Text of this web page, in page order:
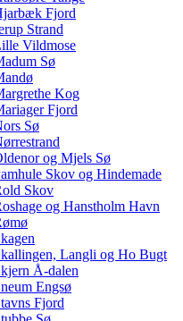
Fjord
Strand
Vildmose
Sø
Kog
Fjord
Sø
og Mjels Sø
Skov og Hindemade
Skov
og Hanstholm Havn
Langli og Ho Bugt
Å-dalen
Engsø
Fjord